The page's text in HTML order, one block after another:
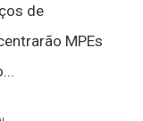
de
MPEs